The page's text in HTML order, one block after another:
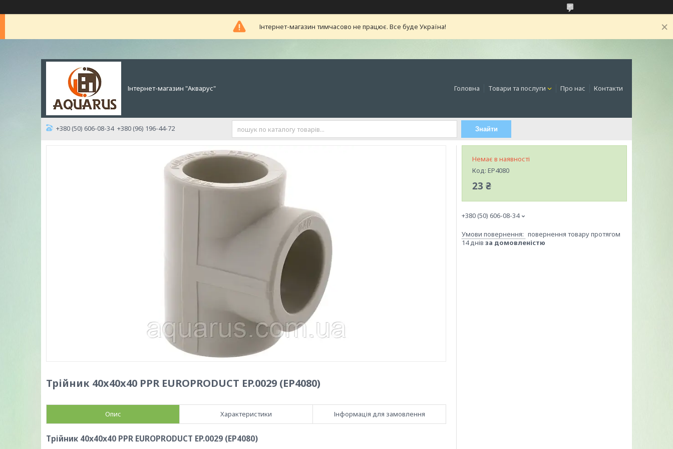
Інтернет-магазин тимчасово не працює. Все буде Україна!
Інтернет-магазин "Акварус" Головна Товари та послуги Про нас Контакти
+380 (50) 606-08-34 +380 (96) 196-44-72 Знайти
Трійник 40x40x40 PPR EUROPRODUCT EP.0029 (EP4080)
Опис Характеристики Інформація для замовлення
Трійник 40x40x40 PPR EUROPRODUCT EP.0029 (EP4080)
Немає в наявності
Код: EP4080
23 ₴
+380 (50) 606-08-34
повернення товару протягом
14 днів за домовленістю